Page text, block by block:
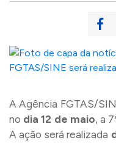
A Agência FGTAS/
no dia 12 de maio, a
A ação será realizada